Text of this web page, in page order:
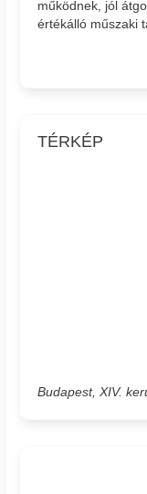
működnek, jól
értékálló műszaki
TÉRKÉP
Budapest, XIV.